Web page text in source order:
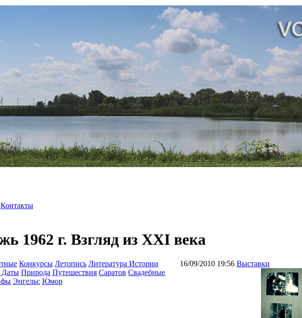
Контакты
1962 г. Взгляд из XXI века
Конкурсы Летопись Литература Истории
Даты Природа Путешествия Саратов Свадебные
Энгельс Юмор
16/09/2010 19:56 Выставки